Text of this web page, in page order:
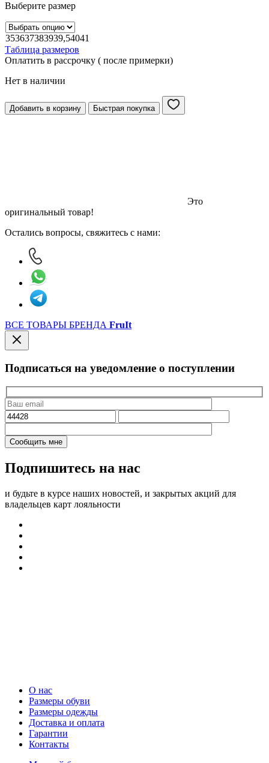
Выберите размер
353637383939,54041
Таблица размеров
Оплатить в рассрочку ( после примерки)
Нет в наличии
Добавить в корзину Быстрая покупка
Это
оригинальный товар!
Остались вопросы, свяжитесь с нами:
ВСЕ ТОВАРЫ БРЕНДА FruIt
Подписаться на уведомление о поступлении
Подпишитесь на нас
и будьте в курсе наших новостей, и закрытых акций для
владельцев карт лояльности
О нас
Размеры обуви
Размеры одежды
Доставка и оплата
Гарантии
Контакты